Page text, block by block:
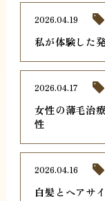
私が体験した
2026.04.19
女性の薄毛治
性
2026.04.17
白髪とヘアサ
2026.04.16